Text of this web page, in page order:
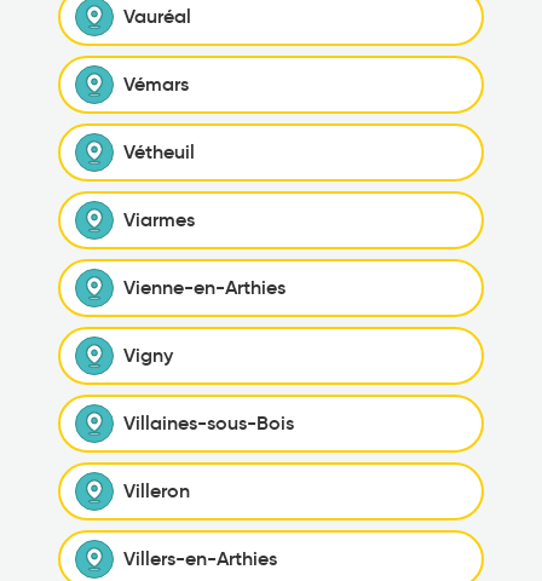
Vauréal
Vémars
Vétheuil
Viarmes
Vienne-en-Arthies
Vigny
Villaines-sous-Bois
Villeron
Villers-en-Arthies